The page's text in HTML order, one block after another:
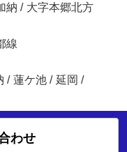
納 / 大字本郷北方
線
/ 蓮ケ池 / 延岡 /
わせ